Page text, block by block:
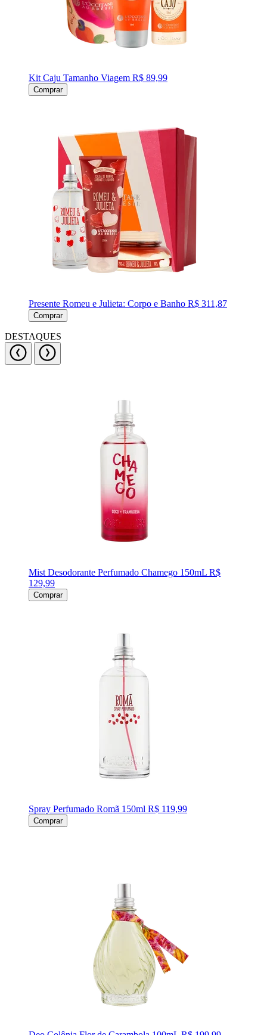
Kit Caju Tamanho Viagem R$ 89,99
Comprar
Presente Romeu e Julieta: Corpo e Banho R$ 311,87
Comprar
DESTAQUES
Mist Desodorante Perfumado Chamego 150mL R$
129,99
Comprar
Spray Perfumado Romã 150ml R$ 119,99
Comprar